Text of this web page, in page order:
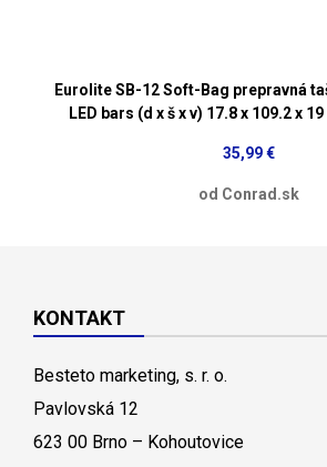
Eurolite SB-12 Soft-Bag prepravná
LED bars (d x š x v) 17.8 x 109.2 x
35,99 €
od Conrad.sk
KONTAKT
Besteto marketing, s. r. o.
Pavlovská 12
623 00 Brno – Kohoutovice